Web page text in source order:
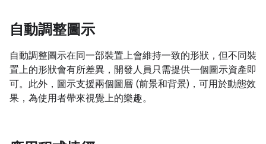
自動調整圖示
自動調整圖示在同一部裝置上會維持一致的形狀，但不同裝
置上的形狀會有所差異，開發人員只需提供一個圖示資產即
可。此外，圖示支援兩個圖層 (前景和背景)，可用於動態效
果，為使用者帶來視覺上的樂趣。